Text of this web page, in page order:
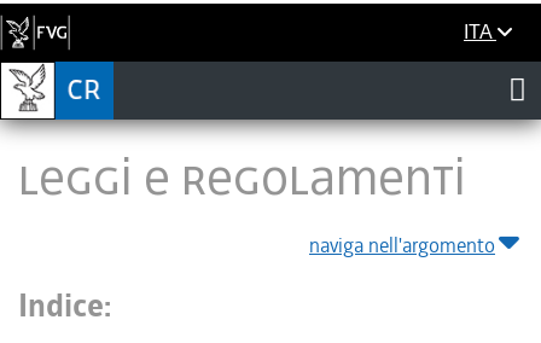
ITA
LEGGI E REGOLAMENTI
naviga nell'argomento
Indice: